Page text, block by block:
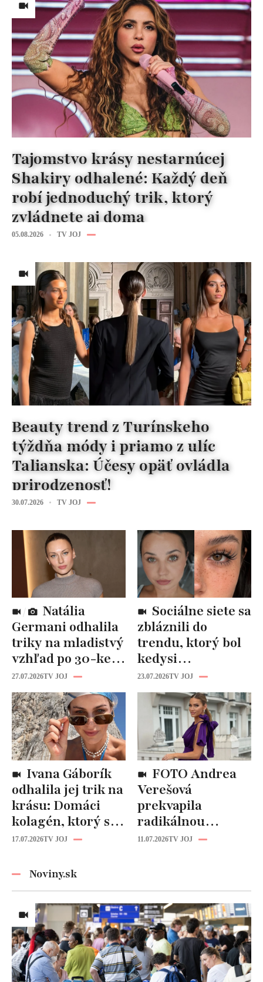
Tajomstvo krásy nestarnúcej
Shakiry odhalené: Každý deň
robí jednoduchý trik, ktorý
zvládnete aj doma
05.08.2026 TV JOJ
Beauty trend z Turínskeho
týždňa módy i priamo z ulíc
Talianska: Účesy opäť ovládla
prirodzenosť!
30.07.2026 TV JOJ
Germani odhalila
triky na mladistvý
vzhľad po 30-ke:
Fungujú lepšie
než drahá
kozmetika
27.07.2026TV JOJ
zbláznili do
trendu, ktorý bol
kedysi
katastrofou:
„Mušie nohy“ sú
späť!
23.07.2026TV JOJ
odhalila jej trik na
krásu: Domáci
kolagén, ktorý si
zvládnete
17.07.2026TV JOJ
Verešová
prekvapila
radikálnou
zmenou účesu: Je
11.07.2026TV JOJ
Noviny.sk